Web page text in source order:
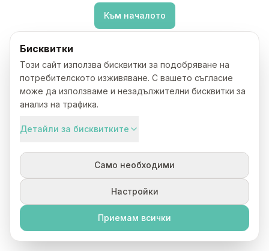
Към началото
Бисквитки
Този сайт използва бисквитки за подобряване на
потребителското изживяване. С вашето съгласие
може да използваме и незадължителни бисквитки за
анализ на трафика.
Детайли за бисквитките
Само необходими
Настройки
Приемам всички